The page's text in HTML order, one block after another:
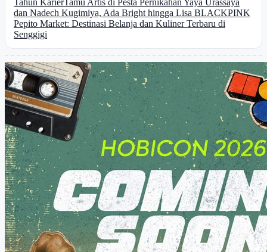
Tahun KarierTamu Artis di Pesta Pernikahan Yaya Urassaya
dan Nadech Kugimiya, Ada Bright hingga Lisa BLACKPINK
Pepito Market: Destinasi Belanja dan Kuliner Terbaru di
Senggigi